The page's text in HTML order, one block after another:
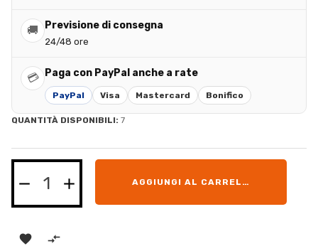
🚚 Previsione di consegna
24/48 ore
💳 Paga con PayPal anche a rate
PayPal Visa Mastercard Bonifico
QUANTITÀ DISPONIBILI: 7
AGGIUNGI AL CARRELLO
 